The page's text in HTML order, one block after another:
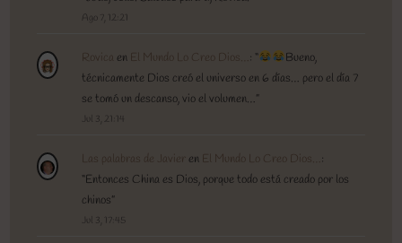
Ago 7, 12:21
Rovica en El Mundo Lo Creo Dios… : “
Bueno,
técnicamente Dios creó el universo en 6 días… pero el día 7
se tomó un descanso, vio el volumen…”
Jul 3, 21:14
Las palabras de Javier en El Mundo Lo Creo Dios… :
“Entonces China es Dios, porque todo está creado por los
chinos”
Jul 3, 17:45